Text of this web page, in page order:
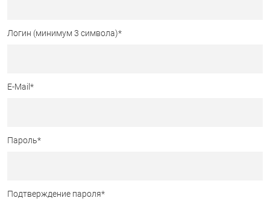
Логин (минимум 3 символа)*
E-Mail *
Пароль*
Подтверждение пароля*